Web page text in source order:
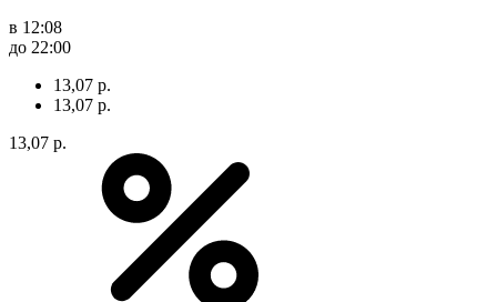
в 12:08
до 22:00
13,07 р.
13,07 р.
13,07 р.